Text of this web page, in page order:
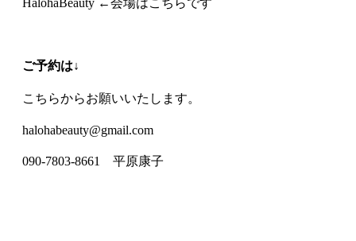
ご予約は↓
こちらからお願いいたします。
halohabeauty@gmail.com
090-7803-8661 平原康子